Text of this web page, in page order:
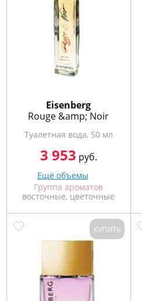
Eisenberg
Rouge &amp; Noir
Туалетная вода, 50 мл
3 953 руб.
Ещё объемы
Группа ароматов
восточные, цветочные
КУПИТЬ